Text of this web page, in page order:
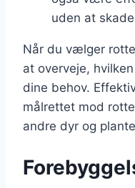
uden at
Når du vælger
at overveje,
dine behov.
målrettet mod
andre dyr og